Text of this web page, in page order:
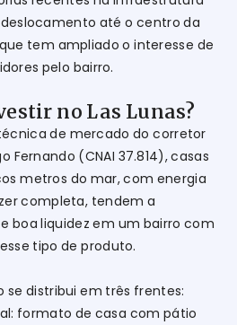
até o centro da
tem ampliado o interesse de
pelo bairro.
no Las Lunas?
de mercado do corretor
Fernando (CNAI 37.814), casas
metros do mar, com energia
completa, tendem a
boa liquidez em um bairro com
tipo de produto.
se distribui em três frentes:
formato de casa com pátio